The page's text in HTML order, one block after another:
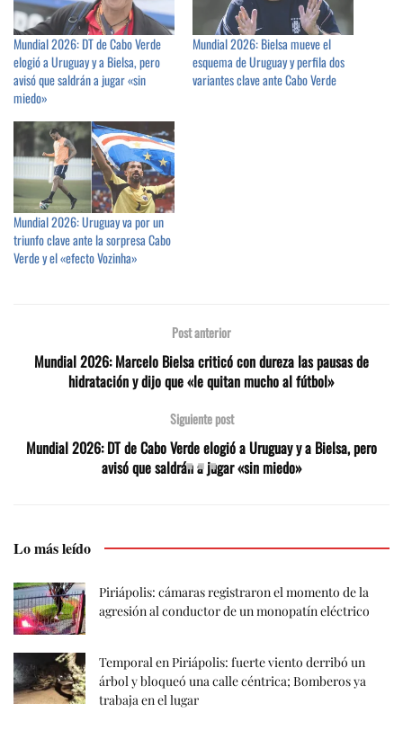
Mundial 2026: DT de Cabo Verde
elogió a Uruguay y a Bielsa, pero
avisó que saldrán a jugar «sin
miedo»
Mundial 2026: Bielsa mueve el
esquema de Uruguay y perfila dos
variantes clave ante Cabo Verde
Mundial 2026: Uruguay va por un
triunfo clave ante la sorpresa Cabo
Verde y el «efecto Vozinha»
Post anterior
Mundial 2026: Marcelo Bielsa criticó con dureza las pausas de
hidratación y dijo que «le quitan mucho al fútbol»
Siguiente post
Mundial 2026: DT de Cabo Verde elogió a Uruguay y a Bielsa, pero
avisó que saldrán a jugar «sin miedo»
Lo más leído
Piriápolis: cámaras registraron el momento de la
agresión al conductor de un monopatín eléctrico
Temporal en Piriápolis: fuerte viento derribó un
árbol y bloqueó una calle céntrica; Bomberos ya
trabaja en el lugar